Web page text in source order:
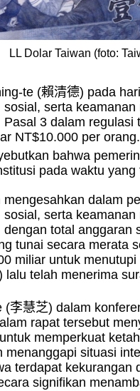
LL Dolar Taiwan (foto:
te (賴清德) pada
serta
3 dalam
NT$10.000 per
bahwa
pada waktu yang
dalam
serta
total
tunai secara merata
miliar untuk
telah menerima
(李慧芝) dalam
rapat tersebut
memperkuat
situasi
terdapat
signifikan